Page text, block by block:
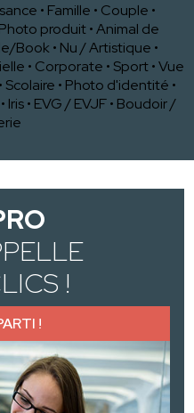
• Famille • Couple •
Photo produit•Animal de
Book • Nu / Artistique •
• Corporate • Sport •Vue
• Scolaire • Photo d'identité •
• Iris• EVG / EVJF• Boudoir /
!
!